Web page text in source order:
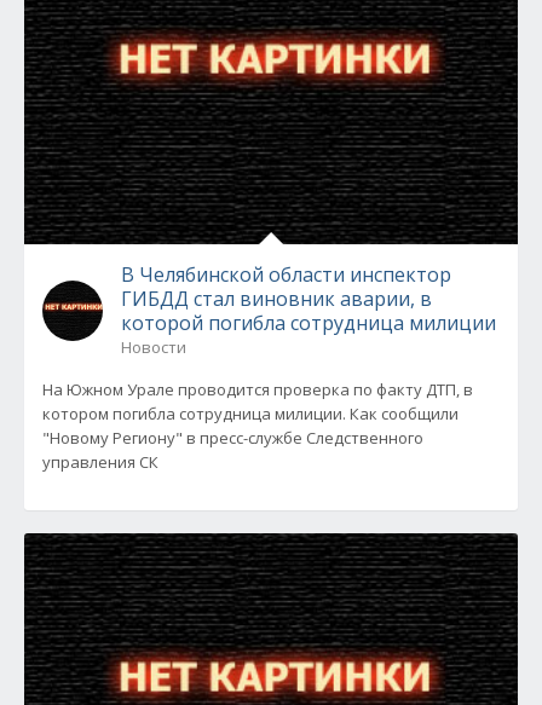
В Челябинской области инспектор
ГИБДД стал виновник аварии, в
которой погибла сотрудница милиции
Новости
На Южном Урале проводится проверка по факту ДТП, в
котором погибла сотрудница милиции. Как сообщили
"Новому Региону" в пресс-службе Следственного
управления СК